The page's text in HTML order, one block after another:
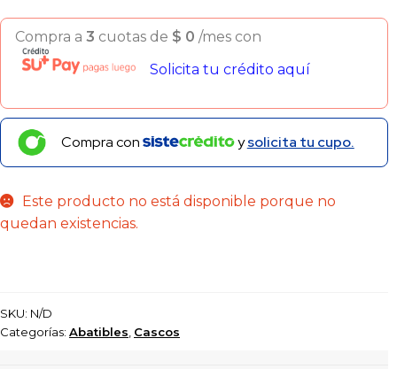
Compra a 3 cuotas de $ 0 /mes con
Solicita tu crédito aquí
Compra con ysolicita tu cupo.
Este producto no está disponible porque no
quedan existencias.
SKU: N/D
Categorías: Abatibles Cascos